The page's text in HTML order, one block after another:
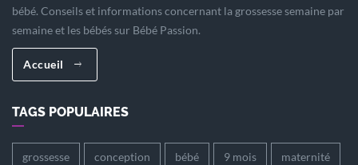
bébé. Conseils et informations concernant la grossesse semaine par
semaine et les bébés sur Bébé Passion.
Accueil
TAGS POPULAIRES
grossesse conception bébé 9 mois maternité